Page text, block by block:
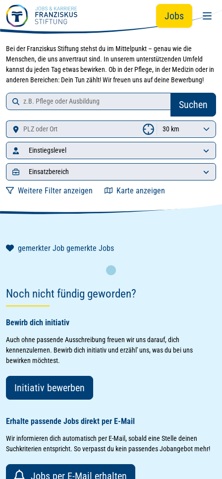
Zur Jobsuche springen Zum Hauptinhalt springen
Jobs
Bei der Franziskus Stiftung stehst du im Mittelpunkt – genau wie die
Menschen, die uns anvertraut sind. In unserem unterstützenden Umfeld
kannst du jeden Tag etwas bewirken. Ob in der Pflege, in der Medizin oder in
anderen Bereichen: Dein Tun zählt! Wir freuen uns auf deine Bewerbung!
Job-Suche
Suchen
Standort
Zu den Suchergebnissen springen
Einstiegslevel
Einsatzbereich
Weitere Filter anzeigen Karte anzeigen
gemerkter Job gemerkte Jobs
Laden
Noch nicht fündig geworden?
Bewirb dich initiativ
Auch ohne passende Ausschreibung freuen wir uns darauf, dich
kennenzulernen. Bewirb dich initiativ und erzähl' uns, was du bei uns
bewirken möchtest.
Initiativ bewerben
Erhalte passende Jobs direkt per E-Mail
Wir informieren dich automatisch per E-Mail, sobald eine Stelle deinen
Suchkriterien entspricht. So verpasst du kein passendes Jobangebot mehr!
Jobs per E-Mail erhalten